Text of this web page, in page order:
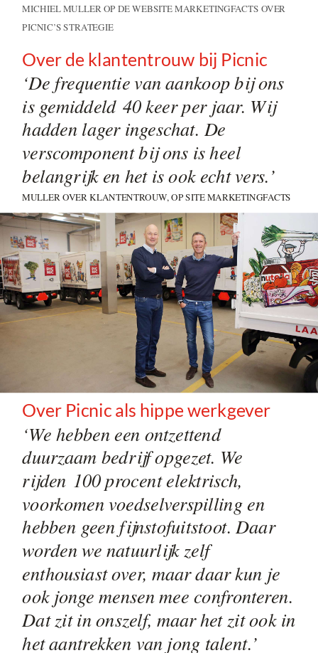
MICHIEL MULLER OP DE WEBSITE MARKETINGFACTS OVER
PICNIC’S STRATEGIE
Over de klantentrouw bij Picnic
‘De frequentie van aankoop bij ons
is gemiddeld 40 keer per jaar. Wij
hadden lager ingeschat. De
verscomponent bij ons is heel
belangrijk en het is ook echt vers.’
MULLER OVER KLANTENTROUW, OP SITE MARKETINGFACTS
Over Picnic als hippe werkgever
‘We hebben een ontzettend
duurzaam bedrijf opgezet. We
rijden 100 procent elektrisch,
voorkomen voedselverspilling en
hebben geen fijnstofuitstoot. Daar
worden we natuurlijk zelf
enthousiast over, maar daar kun je
ook jonge mensen mee confronteren.
Dat zit in onszelf, maar het zit ook in
het aantrekken van jong talent.’